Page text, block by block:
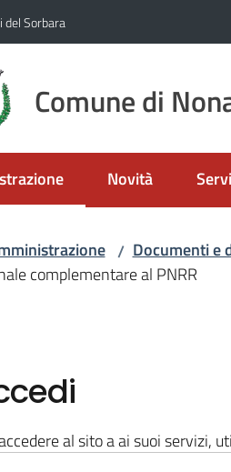
del Sorbara
Comune di
Novità
/ Documenti e
complementare al PNRR
al sito a ai suoi servizi,